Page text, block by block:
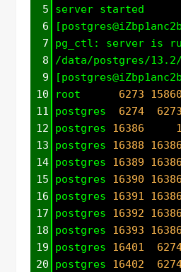
5
server started
6
7
pg_ctl: server is
8
/data/postgres/
9
10
root 6273 15860
11
postgres 6274 6273
12
postgres 16386 1
13
postgres 16388 16386
14 postgres 16389 16386
15
postgres 16390 16386
16
postgres 16391 16386
17
postgres 16392 16386
18
postgres 16393 16386
19
postgres 16401
20
postgres 16402